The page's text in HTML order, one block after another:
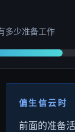
多少准备工作
偏生信云时
前面的准备